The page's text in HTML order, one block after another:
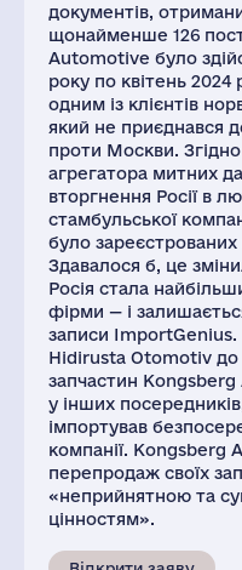
документів,
щонайменше 126
Automotive було
року по квітень
одним із клієнтів
який не приєднався до
проти Москви.
агрегатора митних
вторгнення Росії в
стамбульської
було зареєстрованих
Здавалося б, це
Росія стала
фірми — і
записи ImportGenius.
Hidirusta Otomotiv до
запчастин Kongsberg
у інших
імпортував
компанії. Kongsberg
перепродаж своїх
«неприйнятною та
цінностям».